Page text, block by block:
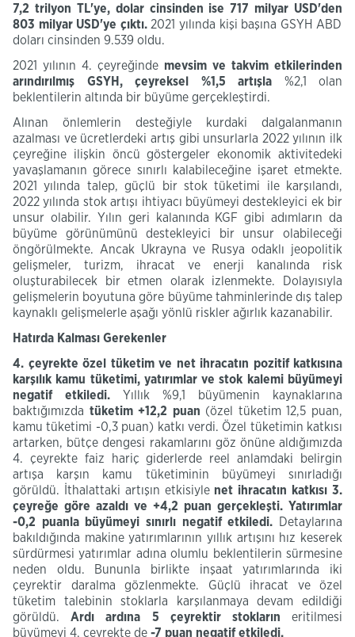
7,2 trilyon TL'ye, dolar cinsinden ise717 milyar USD'den
803 milyar USD'ye çıktı. 2021 yılında kişi başına GSYH ABD
doları cinsinden 9.539 oldu.
2021 yılının 4. çeyreğinde mevsim ve takvim etkilerinden
arındırılmış GSYH, çeyreksel %1,5 artışla %2,1 olan
beklentilerin altında bir büyüme gerçekleştirdi.
Alınan önlemlerin desteğiyle kurdaki dalgalanmanın
azalması ve ücretlerdeki artış gibi unsurlarla 2022 yılının ilk
çeyreğine ilişkin öncü göstergeler ekonomik aktivitedeki
yavaşlamanın görece sınırlı kalabileceğine işaret etmekte.
2021 yılında talep, güçlü bir stok tüketimi ile karşılandı,
2022 yılında stok artışı ihtiyacı büyümeyi destekleyici ek bir
unsur olabilir. Yılın geri kalanında KGF gibi adımların da
büyüme görünümünü destekleyici bir unsur olabileceği
öngörülmekte. Ancak Ukrayna ve Rusya odaklı jeopolitik
gelişmeler, turizm, ihracat ve enerji kanalında risk
oluşturabilecek bir etmen olarak izlenmekte. Dolayısıyla
gelişmelerin boyutuna göre büyüme tahminlerinde dış talep
kaynaklı gelişmelerle aşağı yönlü riskler ağırlık kazanabilir.
Hatırda Kalması Gerekenler
4. çeyrekte özel tüketim ve net ihracatın pozitif katkısına
karşılık kamu tüketimi, yatırımlar ve stok kalemi büyümeyi
negatif etkiledi. Yıllık %9,1 büyümenin kaynaklarına
baktığımızda tüketim +12,2 puan (özel tüketim 12,5 puan,
kamu tüketimi -0,3 puan) katkı verdi. Özel tüketimin katkısı
artarken, bütçe dengesi rakamlarını göz önüne aldığımızda
4. çeyrekte faiz hariç giderlerde reel anlamdaki belirgin
artışa karşın kamu tüketiminin büyümeyi sınırladığı
görüldü. İthalattaki artışın etkisiyle net ihracatın katkısı 3.
çeyreğe göre azaldı ve +4,2 puan gerçekleşti. Yatırımlar
-0,2 puanla büyümeyi sınırlı negatif etkiledi.
Detaylarına
bakıldığında makine yatırımlarının yıllık artışını hız keserek
sürdürmesi yatırımlar adına olumlu beklentilerin sürmesine
neden oldu. Bununla birlikte inşaat yatırımlarında iki
çeyrektir daralma gözlenmekte. Güçlü ihracat ve özel
tüketim talebinin stoklarla karşılanmaya devam edildiği
görüldü.Ardı ardına 5 çeyrektir stoklarıneritilmesi
büyümeyi 4. çeyrekte de -7 puan negatif etkiledi.